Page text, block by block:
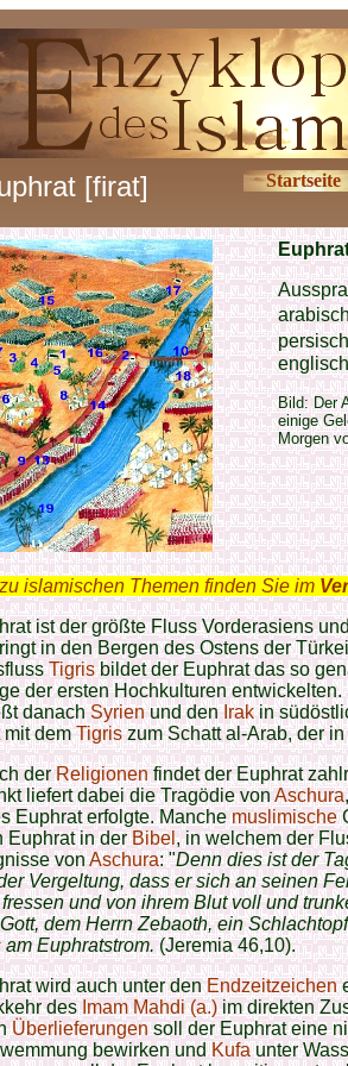
[firat] Startseite
Bild: Der
einige
Morgen
islamischen Themen finden Sie im
ist der größte Fluss Vorderasiens
in den Bergen des Ostens der
Tigrisbildet der Euphrat das so
der ersten Hochkulturen
danachSyrienund denIrakin
mit demTigriszum Schatt al-Arab, der
derReligionenfindet der Euphrat
liefert dabei die Tragödie vonAschura
Euphrat erfolgte. Manchemuslimische
Euphrat in derBibel, in welchem der
vonAschura: "Denn dies ist der
Vergeltung, dass er sich an seinen
und von ihrem Blut voll und
dem Herrn Zebaoth, ein
am Euphratstrom.(Jeremia 46,10).
wird auch unter denEndzeitzeichen
desImam Mahdi (a.)im direkten
Überlieferungensoll der Euphrat eine
bewirken undKufaunter